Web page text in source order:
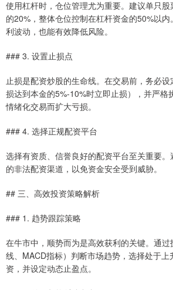
使用杠杆时，仓位管理尤为重要。建议单只
的20%，整体仓位控制在杠杆资金的50%以
利波动，也能有效降低风险。
### 3. 设置止损点
止损是配资炒股的生命线。在交易前，务必
损达到本金的5%-10%时立即止损），并严格
情绪化交易而扩大亏损。
### 4. 选择正规配资平台
选择有资质、信誉良好的配资平台至关重要
的非法配资渠道，以免资金安全受到威胁。
## 三、高效投资策略解析
### 1. 趋势跟踪策略
在牛市中，顺势而为是高效获利的关键。通
线、MACD指标）判断市场趋势，选择处于
资，并设定动态止盈点。